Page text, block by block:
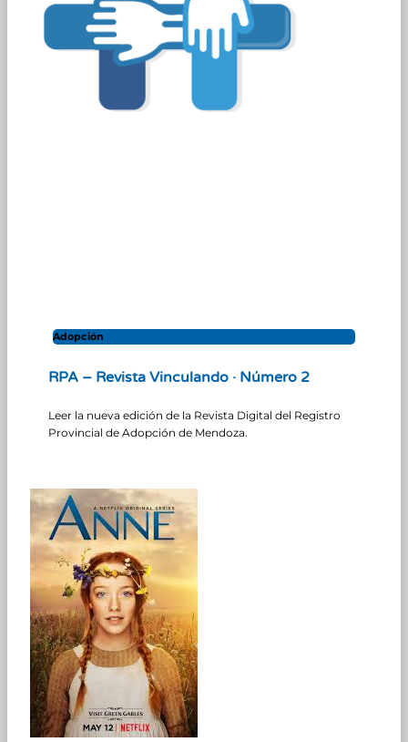
Adopción
RPA – Revista Vinculando · Número 2
Leer la nueva edición de la Revista Digital del Registro
Provincial de Adopción de Mendoza.